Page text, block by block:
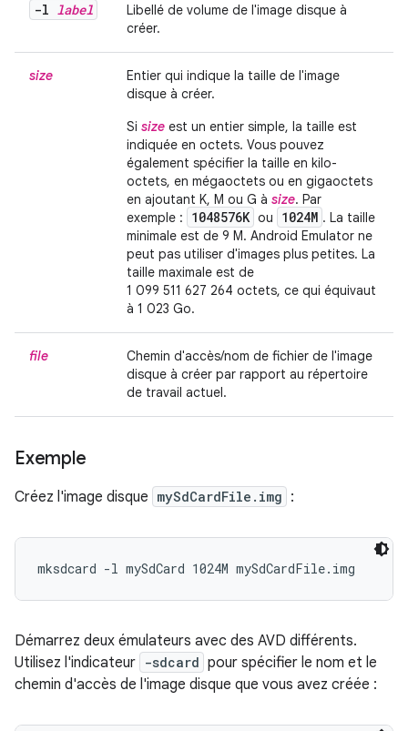
-l label
Libellé de volume de l'image disque à
créer.
size
Entier qui indique la taille de l'image
disque à créer.
Si size est un entier simple, la taille est
indiquée en octets. Vous pouvez
également spécifier la taille en kilo-
octets, en mégaoctets ou en gigaoctets
en ajoutant K, M ou G à size. Par
exemple :
1048576K ou 1024M . La taille
minimale est de 9 M. Android Emulator ne
peut pas utiliser d'images plus petites. La
taille maximale est de
1 099 511 627 264 octets, ce qui équivaut
à 1 023 Go.
file
Chemin d'accès/nom de fichier de l'image
disque à créer par rapport au répertoire
de travail actuel.
Exemple
Créez l'image disque mySdCardFile.img :
mksdcard -l mySdCard 1024M mySdCardFile.img
Démarrez deux émulateurs avec des AVD différents.
Utilisez l'indicateur -sdcard pour spécifier le nom et le
chemin d'accès de l'image disque que vous avez créée :